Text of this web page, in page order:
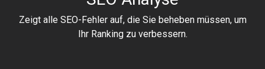
Zeigt alle SEO-Fehler auf, die Sie beheben müssen, um
Ihr Ranking zu verbessern.